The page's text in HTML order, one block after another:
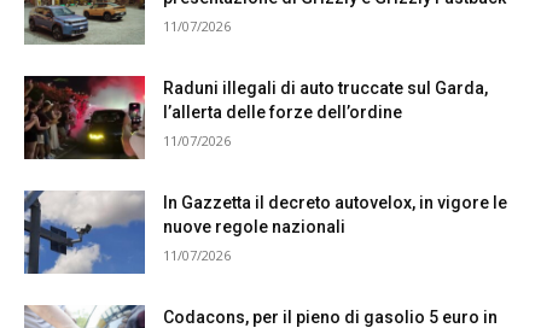
11/07/2026
Raduni illegali di auto truccate sul Garda,
l’allerta delle forze dell’ordine
11/07/2026
In Gazzetta il decreto autovelox, in vigore le
nuove regole nazionali
11/07/2026
Codacons, per il pieno di gasolio 5 euro in